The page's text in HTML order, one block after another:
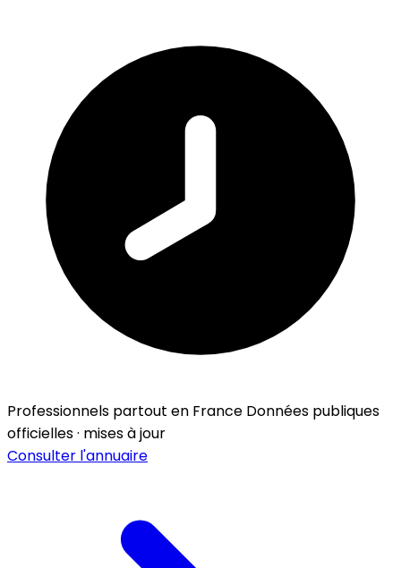
Professionnels partout en France Données publiques
officielles · mises à jour
Consulter l'annuaire